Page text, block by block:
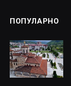
ПОПУЛАРНО